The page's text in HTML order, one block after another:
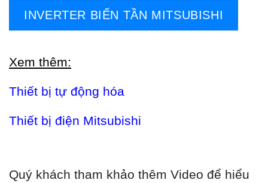
INVERTER BIẾN TẦN MITSUBISHI
Xem thêm:
Thiết bị tự động hóa
Thiết bị điện Mitsubishi
Quý khách tham khảo thêm Video để hiểu